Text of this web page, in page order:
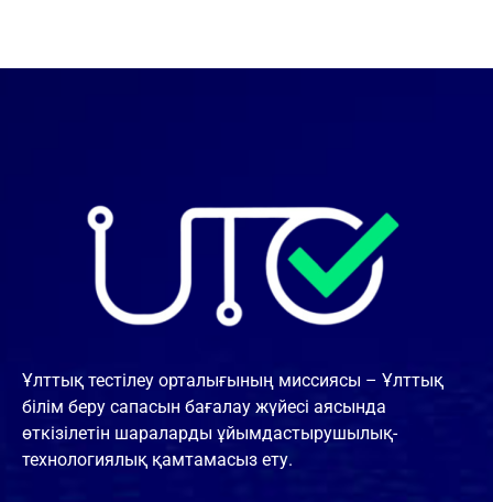
Ұлттық тестілеу орталығының миссиясы – Ұлттық
білім беру сапасын бағалау жүйесі аясында
өткізілетін шараларды ұйымдастырушылық-
технологиялық қамтамасыз ету.